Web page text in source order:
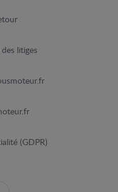
litiges
(GDPR)